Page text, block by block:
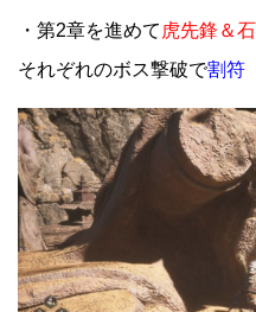
・第2章を進めて 虎先鋒＆
それぞれのボス撃破で割符